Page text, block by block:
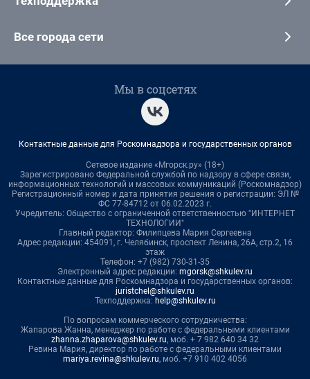
Все города сети
Мы в соцсетях
Контактные данные для Роскомнадзора и государственных органов
Сетевое издание «Мгорск.ру» (18+)
Зарегистрировано Федеральной службой по надзору в сфере связи,
информационных технологий и массовых коммуникаций (Роскомнадзор)
Регистрационный номер и дата принятия решения о регистрации: ЭЛ №
ФС 77-84712 от 06.02.2023 г.
Учредитель: Общество с ограниченной ответственностью "ИНТЕРНЕТ
ТЕХНОЛОГИИ"
Главный редактор: Филипцева Мария Сергеевна
Адрес редакции: 454091, г. Челябинск, проспект Ленина, 26А, стр.2, 16
этаж
Телефон: +7 (982) 730-31-35
Электронный адрес редакции: mgorsk@shkulev.ru
Контактные данные для Роскомнадзора и государственных органов:
juristchel@shkulev.ru
Техподдержка: help@shkulev.ru
По вопросам коммерческого сотрудничества:
Жапарова Жанна, менеджер по работе с федеральными клиентами
zhanna.zhaparova@shkulev.ru, моб. + 7 982 640 34 32
Ревина Мария, директор по работе с федеральными клиентами
mariya.revina@shkulev.ru, моб. +7 910 402 4056